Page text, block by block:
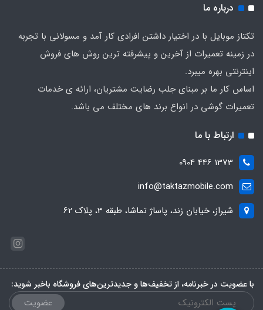
درباره ما
تکتاز موبایل با در اختیار داشتن افرادی کار آمد و مسولانی با تجربه
در زمینه تعمیرات از آخرین و پیشرفته ترین روش های فروش
اینترنتی بهره میبرد.
اساس کار ما بر مبنای جلب رضایت مشتریان، ارائه ی خدمات
تعمیرات گوشی در انواع برند های مختلف می باشد.
ارتباط با ما
1373 446 0904
info@taktazmobile.com
شیراز، خیابان زند، پاساژ تماشا، طبقه 3، پلاک 62
با عضویت در خبرنامه، از تخفیف‌ها و جدیدترین‌های فروشگاه باخبر شوید:
عضویت